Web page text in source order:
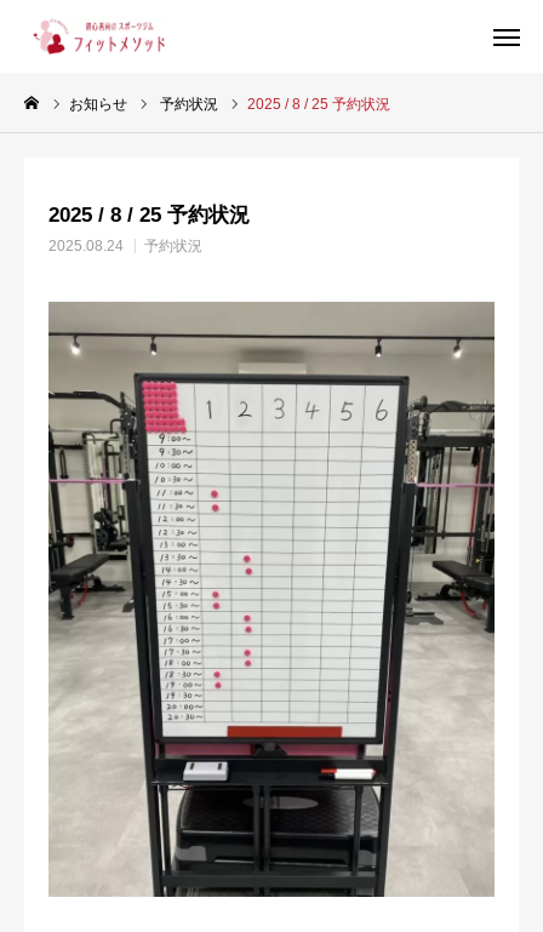
お知らせ 予約状況 2025 / 8 / 25 予約状況
2025 / 8 / 25 予約状況
2025.08.24 予約状況
当ジムについて
スタッフ紹介
お客様の声
ブログ
店舗情報
お問い合わせ・ご予約
会則等
お知らせ